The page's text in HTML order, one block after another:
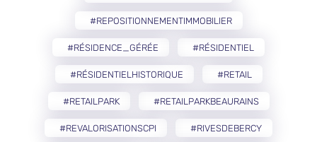
#REPOSITIONNEMENTIMMOBILIER
#RÉSIDENCE_GÉRÉE #RÉSIDENTIEL
#RÉSIDENTIELHISTORIQUE #RETAIL
#RETAILPARK #RETAILPARKBEAURAINS
#REVALORISATIONSCPI #RIVESDEBERCY